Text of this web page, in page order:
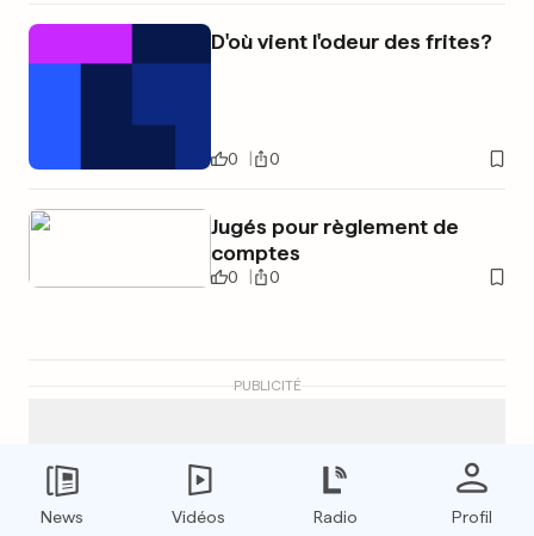
D'où vient l'odeur des frites?
0 0
Jugés pour règlement de
comptes
0 0
PUBLICITÉ
News Vidéos Radio Profil